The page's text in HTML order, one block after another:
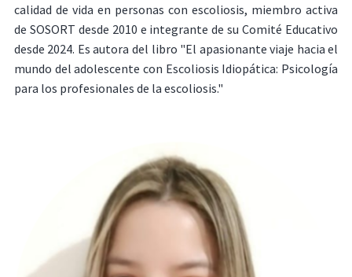
calidad de vida en personas con escoliosis, miembro activa
de SOSORT desde 2010 e integrante de su Comité Educativo
desde 2024. Es autora del libro "El apasionante viaje hacia el
mundo del adolescente con Escoliosis Idiopática: Psicología
para los profesionales de la escoliosis."